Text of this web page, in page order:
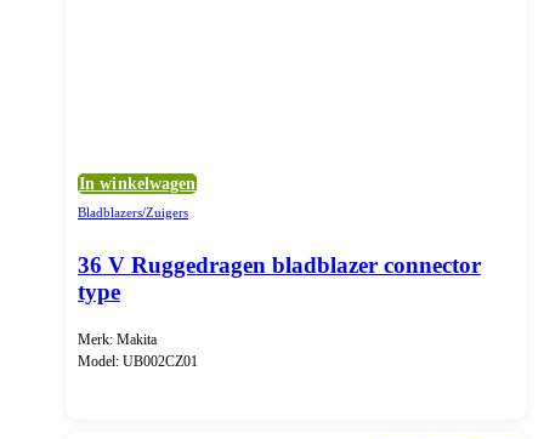
In winkelwagen
Bladblazers/Zuigers
36 V Ruggedragen bladblazer connector
type
Merk: Makita
Model: UB002CZ01